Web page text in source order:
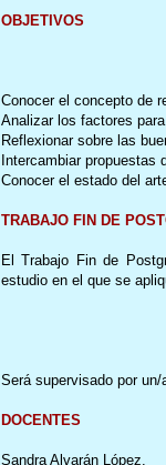
OBJETIVOS
Conocer el concepto de
Analizar los factores
Reflexionar sobre las
Intercambiar propuestas
Conocer el estado del
TRABAJO FIN DE
El Trabajo Fin de
estudio en el que se
Será supervisado por
DOCENTES
Sandra Alvarán López.